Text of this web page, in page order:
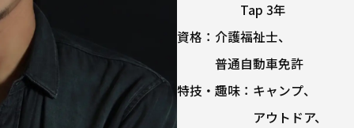
Tap 3年
資格： 介護福祉士、
普通自動車免許
特技・趣味： キャンプ、
アウトドア、